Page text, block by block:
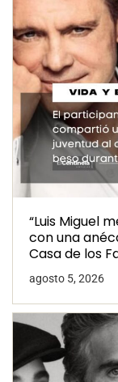
“Luis Miguel
con una
Casa de los
agosto 5, 2026